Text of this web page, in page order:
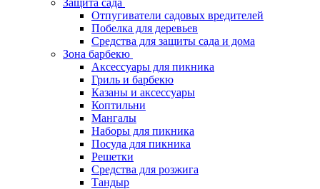
Отпугиватели садовых вредителей
Побелка для деревьев
Средства для защиты сада и дома
Зона барбекю
Аксессуары для пикника
Гриль и барбекю
Казаны и аксессуары
Коптильни
Мангалы
Наборы для пикника
Посуда для пикника
Решетки
Средства для розжига
Тандыр